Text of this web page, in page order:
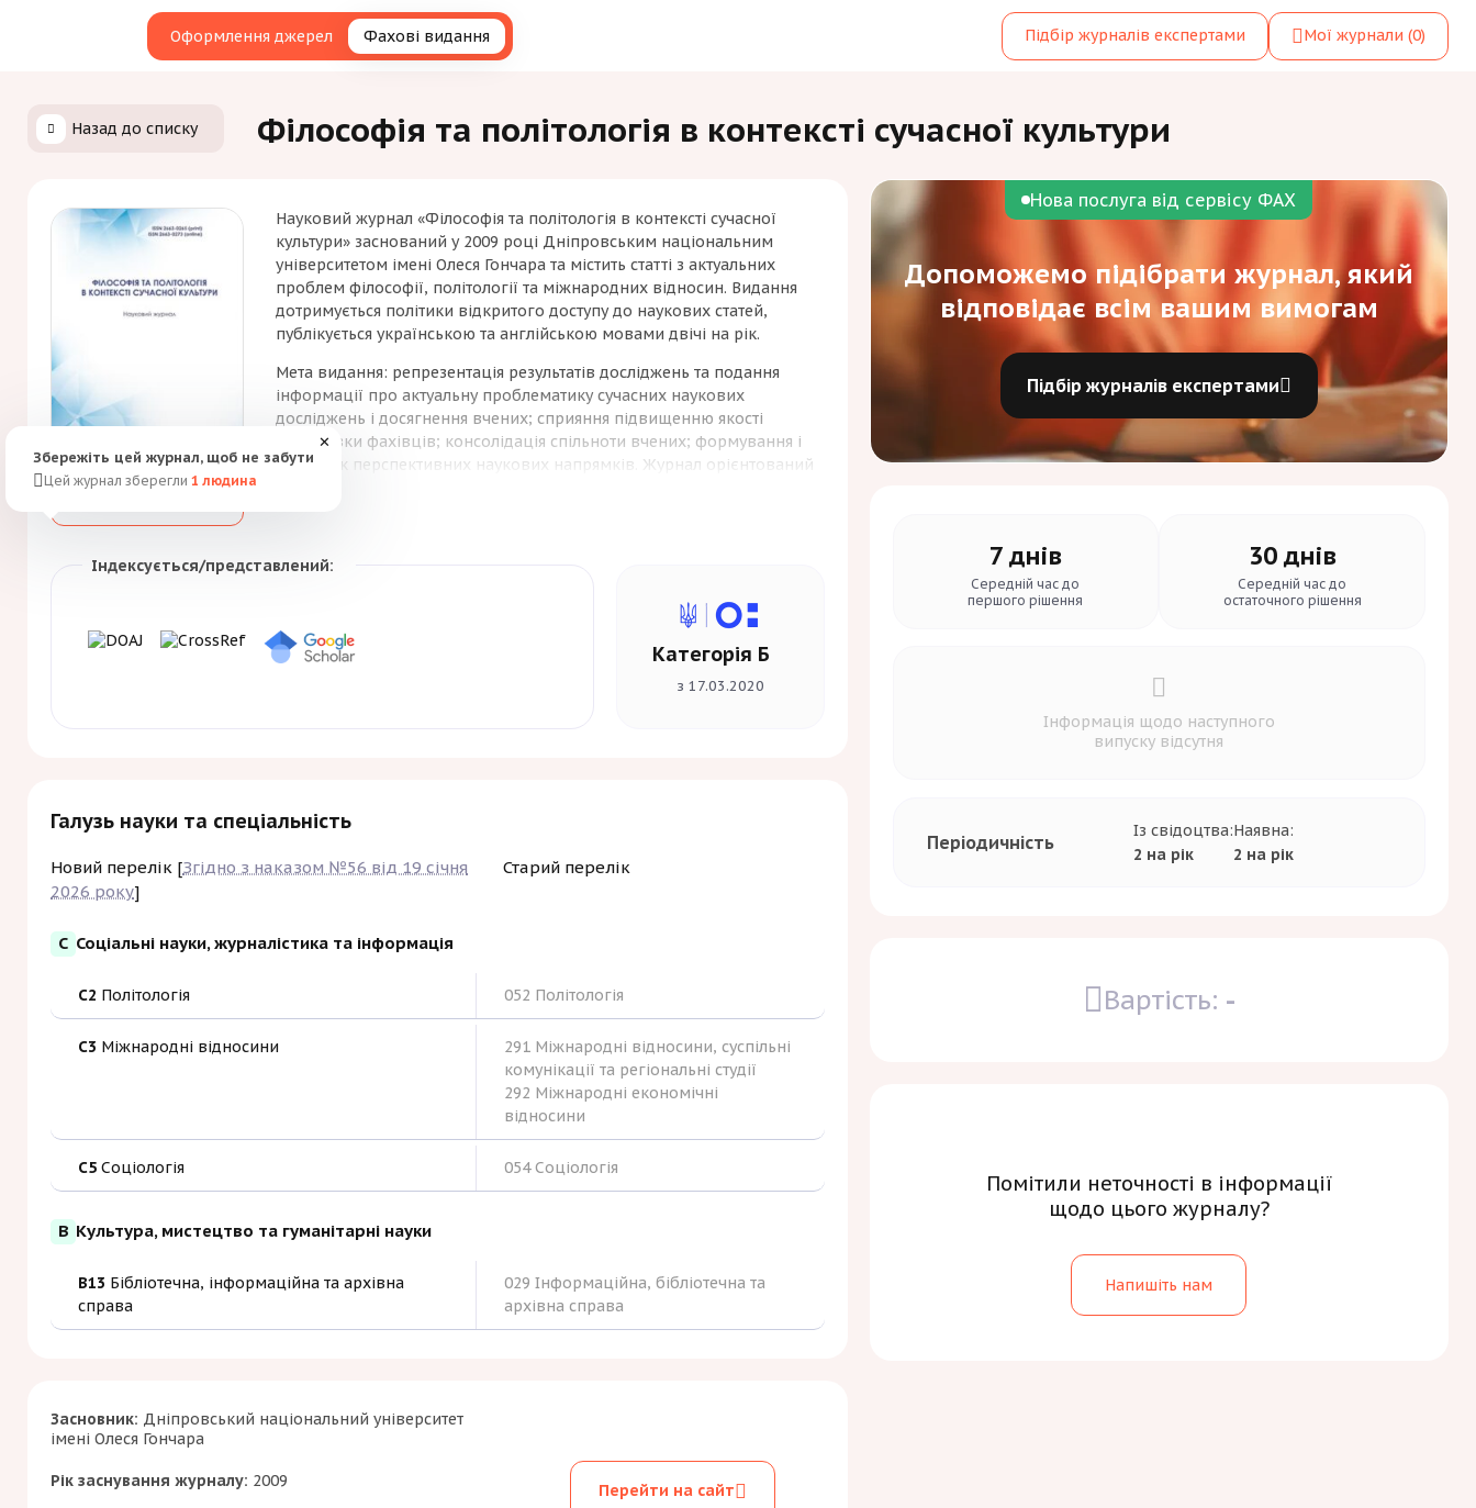
Оформлення джерел Фахові видання Підбір журналів експертами Мої журнали (0)
Назад до списку Філософія та політологія в контексті сучасної культури
Науковий журнал «Філософія та політологія в контексті сучасної
культури» заснований у 2009 році Дніпровським національним
університетом імені Олеся Гончара та містить статті з актуальних
проблем філософії, політології та міжнародних відносин. Видання
дотримується політики відкритого доступу до наукових статей,
публікується українською та англійською мовами двічі на рік.
Мета видання: репрезентація результатів досліджень та подання
інформації про актуальну проблематику сучасних наукових
досліджень і досягнення вчених; сприяння підвищенню якості
підготовки фахівців; консолідація спільноти вчених; формування і
розвиток перспективних наукових напрямків. Журнал орієнтований
Індексується/представлений:
Категорія Б
з 17.03.2020
Галузь науки та спеціальність
Новий перелік [Згідно з наказом №56 від 19 січня
2026 року]
Старий перелік
С Соціальні науки, журналістика та інформація
C2 Політологія 052 Політологія
C3 Міжнародні відносини
291 Міжнародні відносини, суспільні
комунікації та регіональні студії
292 Міжнародні економічні
відносини
C5 Соціологія 054 Соціологія
B Культура, мистецтво та гуманітарні науки
B13 Бібліотечна, інформаційна та архівна
справа
029 Інформаційна, бібліотечна та
архівна справа
Засновник: Дніпровський національний університет
імені Олеся Гончара
Рік заснування журналу: 2009
Перейти на сайт
Нова послуга від сервісу ФАХ
Допоможемо підібрати журнал, який
відповідає всім вашим вимогам
Підбір журналів експертами
7 днів
Середній час до
першого рішення
30 днів
Середній час до
остаточного рішення
Інформація щодо наступного
випуску відсутня
Періодичність
Із свідоцтва:
2 на рік
Наявна:
2 на рік
Вартість: -
Помітили неточності в інформації
щодо цього журналу?
Напишіть нам
Збережіть цей журнал, щоб не забути
Цей журнал зберегли 1 людина
✕